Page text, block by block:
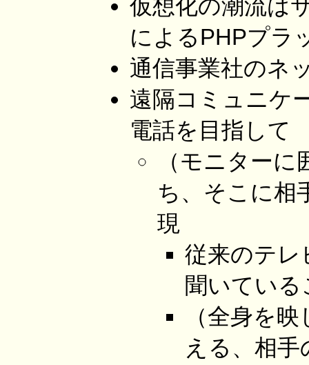
仮想化の潮流は
によるPHPプラ
通信事業社のネ
遠隔コミュニケ
電話を目指して
（モニター
ち、そこに相
現
従来のテレ
聞いてい
（全身を
える、相